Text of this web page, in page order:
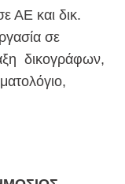
ΑΕ και δικ.
σε
δικογράφων,